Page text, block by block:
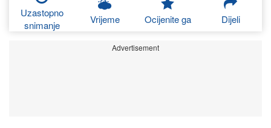
Uzastopno
snimanje
Vrijeme Ocijenite ga Dijeli
Advertisement